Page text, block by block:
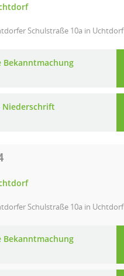
Schulstraße 10a in Uchtdorf
Bekanntmachung
Schulstraße 10a in Uchtdorf
Bekanntmachung